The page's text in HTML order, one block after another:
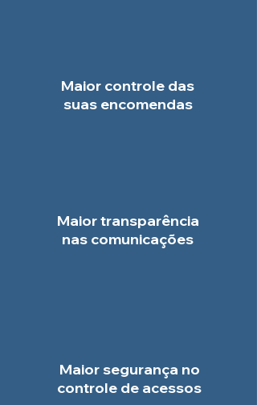
Maior controle das
suas encomendas
Maior transparência
nas comunicações
Maior segurança no
controle de acessos